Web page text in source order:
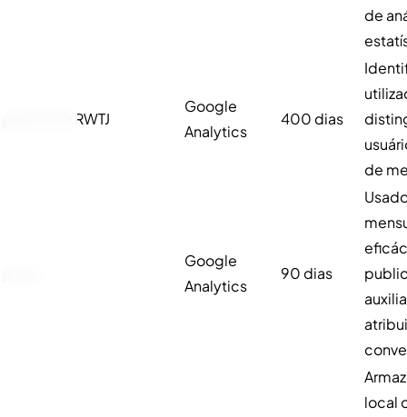
de
MTX95YRWTJ
Google
Analytics
400 dias
de
Google
Analytics
90 dias
local